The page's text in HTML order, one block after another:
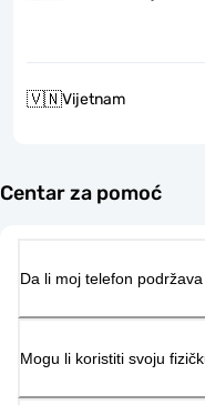
🇻🇳Vijetnam
Centar za pomoć
Da li moj telefon
Mogu li koristiti svoju